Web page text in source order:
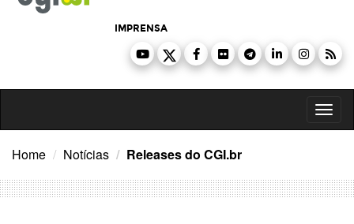
IMPRENSA
Home Notícias Releases do CGI.br